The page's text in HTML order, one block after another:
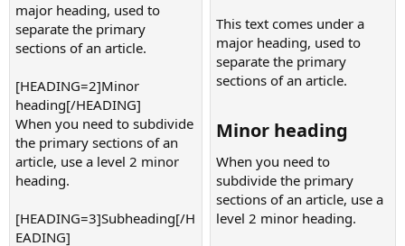
major heading, used to
separate the primary
sections of an article.
[HEADING=2]Minor
heading[/HEADING]
When you need to subdivide
the primary sections of an
article, use a level 2 minor
heading.
[HEADING=3]Subheading[/H
EADING]
This text comes under a
major heading, used to
separate the primary
sections of an article.
Minor heading​
When you need to
subdivide the primary
sections of an article, use a
level 2 minor heading.